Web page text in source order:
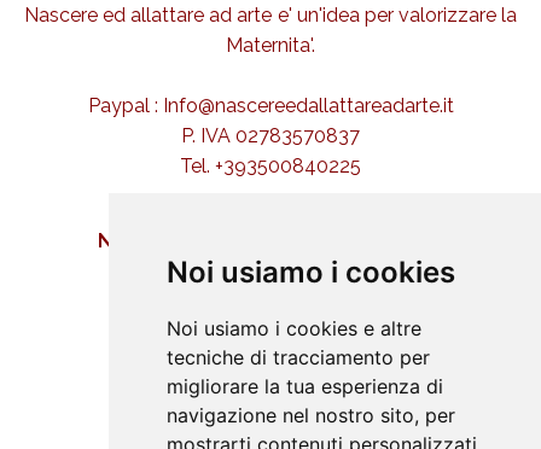
Noi usiamo i cookies
Noi usiamo i cookies e altre
tecniche di tracciamento per
migliorare la tua esperienza di
navigazione nel nostro sito, per
mostrarti contenuti personalizzati
Nascere ed allattare ad arte e' un'idea per valorizzare la
Maternita'.
Paypal : Info@nascereedallattareadarte.it
P. IVA 02783570837
Tel. +393500840225
NASCERE ED ALLATTARE AD ARTE
Buona nascita
Iniziative
Approfondimenti
Didattica
Galleria